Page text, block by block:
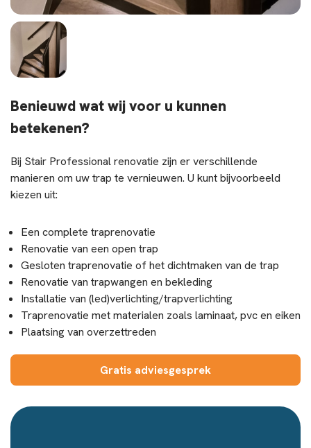
Benieuwd wat wij voor u kunnen
betekenen?
Bij Stair Professional renovatie zijn er verschillende
manieren om uw trap te vernieuwen. U kunt bijvoorbeeld
kiezen uit:
Een complete traprenovatie
Renovatie van een open trap
Gesloten traprenovatie of het dichtmaken van de trap
Renovatie van trapwangen en bekleding
Installatie van (led)verlichting/trapverlichting
Traprenovatie met materialen zoals laminaat, pvc en eiken
Plaatsing van overzettreden
Gratis adviesgesprek